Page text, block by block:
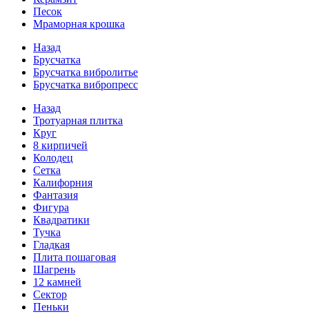
Песок
Мраморная крошка
Назад
Брусчатка
Брусчатка вибролитье
Брусчатка вибропресс
Назад
Тротуарная плитка
Круг
8 кирпичей
Колодец
Сетка
Калифорния
Фантазия
Фигура
Квадратики
Тучка
Гладкая
Плита пошаговая
Шагрень
12 камней
Сектор
Пеньки